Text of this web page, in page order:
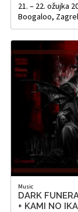
21. – 22. ožujka
Boogaloo,
Music
DARK
+ KAMI NO